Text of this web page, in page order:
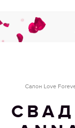
Салон Love